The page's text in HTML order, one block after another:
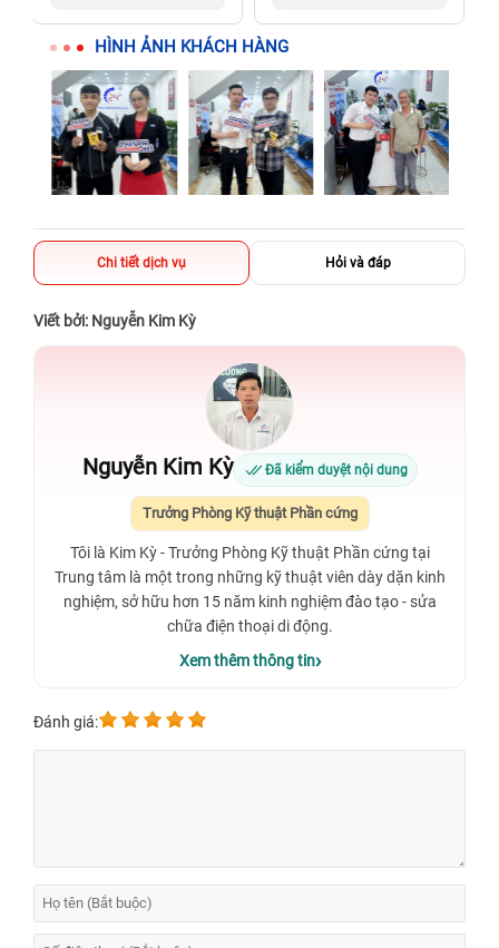
HÌNH ẢNH KHÁCH HÀNG
Chi tiết dịch vụ Hỏi và đáp
Viết bởi: Nguyễn Kim Kỳ
Nguyễn Kim Kỳ Đã kiểm duyệt nội dung
Trưởng Phòng Kỹ thuật Phần cứng
Tôi là Kim Kỳ - Trưởng Phòng Kỹ thuật Phần cứng tại
Trung tâm là một trong những kỹ thuật viên dày dặn kinh
nghiệm, sở hữu hơn 15 năm kinh nghiệm đào tạo - sửa
chữa điện thoại di động.
Xem thêm thông tin
Đánh giá: